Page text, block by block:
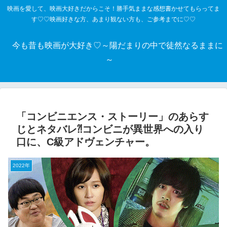
映画を愛して、映画大好きだからこそ！勝手気ままな感想書かせてもらってま
す♡♡映画好きな方、あまり観ない方も、ご参考までに♡♡
今も昔も映画が大好き♡～陽だまりの中で徒然なるままに
～
「コンビニエンス・ストーリー」のあらす
じとネタバレ⁈コンビニが異世界への入り
口に、C級アドヴェンチャー。
2022年